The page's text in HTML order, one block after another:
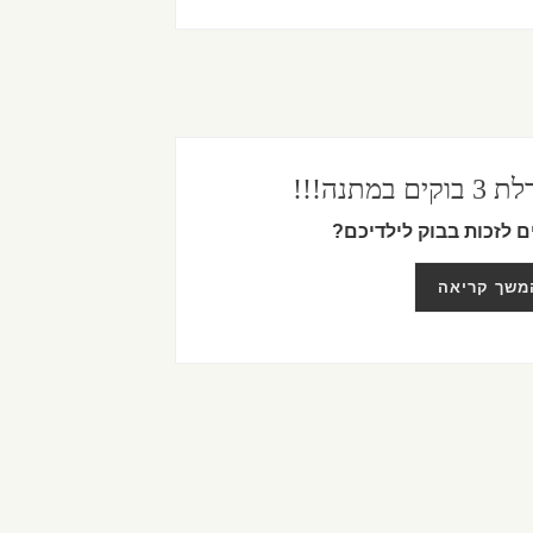
במתנה!!!
לזכות בבוק לילדיכם?
קריאה